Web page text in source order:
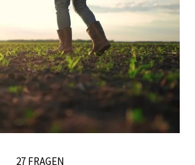
27 FRAGEN